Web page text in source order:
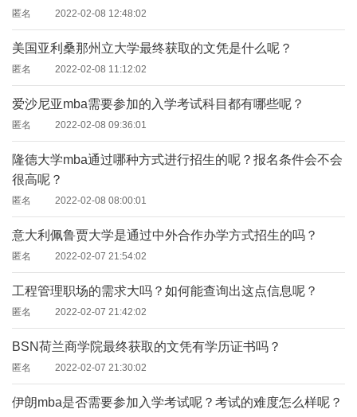
匿名 2022-02-08 12:48:02
美国亚利桑那州立大学最终获取的文凭是什么呢？
匿名 2022-02-08 11:12:02
爱沙尼亚mba需要参加的入学考试科目都有哪些呢？
匿名 2022-02-08 09:36:01
隆德大学mba通过哪种方式进行招生的呢？报名条件会不会
很高呢？
匿名 2022-02-08 08:00:01
意大利佩鲁贾大学是通过中外合作办学方式招生的吗？
匿名 2022-02-07 21:54:02
工程管理职场的需求大吗？如何能查询出这点信息呢？
匿名 2022-02-07 21:42:02
BSN荷兰商学院最终获取的文凭有学历证书吗？
匿名 2022-02-07 21:30:02
伊朗mba是否需要参加入学考试呢？考试的难度怎么样呢？